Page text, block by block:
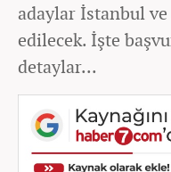
adaylar İstanbul
edilecek. İşte
detaylar...